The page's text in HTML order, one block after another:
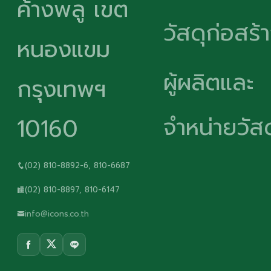
ค้างพลู เขต
หนองแขม
กรุงเทพฯ
10160
(02) 810-8892-6, 810-6687
(02) 810-8897, 810-6147
info@icons.co.th
วัสดุก่อสร้
ผู้ผลิตและ
จำหน่ายวั